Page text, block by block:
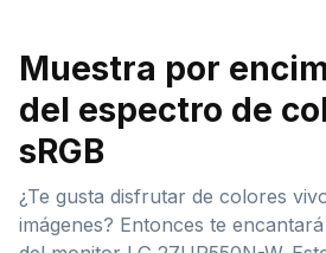
Muestra por
del espectro de
sRGB
¿Te gusta disfrutar de colores
imágenes? Entonces te